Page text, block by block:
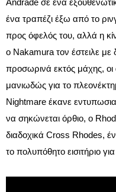
Andrade σε ένα
ένα τραπέζι έξω από το
προς όφελός του, αλλά η
ο Nakamura τον έστειλε
προσωρινά εκτός μάχης,
μανιωδώς για το
Nightmare έκανε
να σηκώνεται όρθιο, ο
διαδοχικά Cross Rhodes,
το πολυπόθητο εισιτήριο